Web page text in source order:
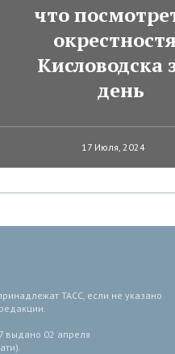
что
Кисловодска
день
17 Июля, 2024
ТАСС, если не указано
выдано 02 апреля